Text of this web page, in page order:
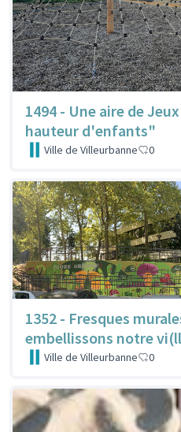
1494 - Une aire de
hauteur d'enfants"
Ville de Villeurbanne 0
1352 - Fresques
embellissons notre
Ville de Villeurbanne 0